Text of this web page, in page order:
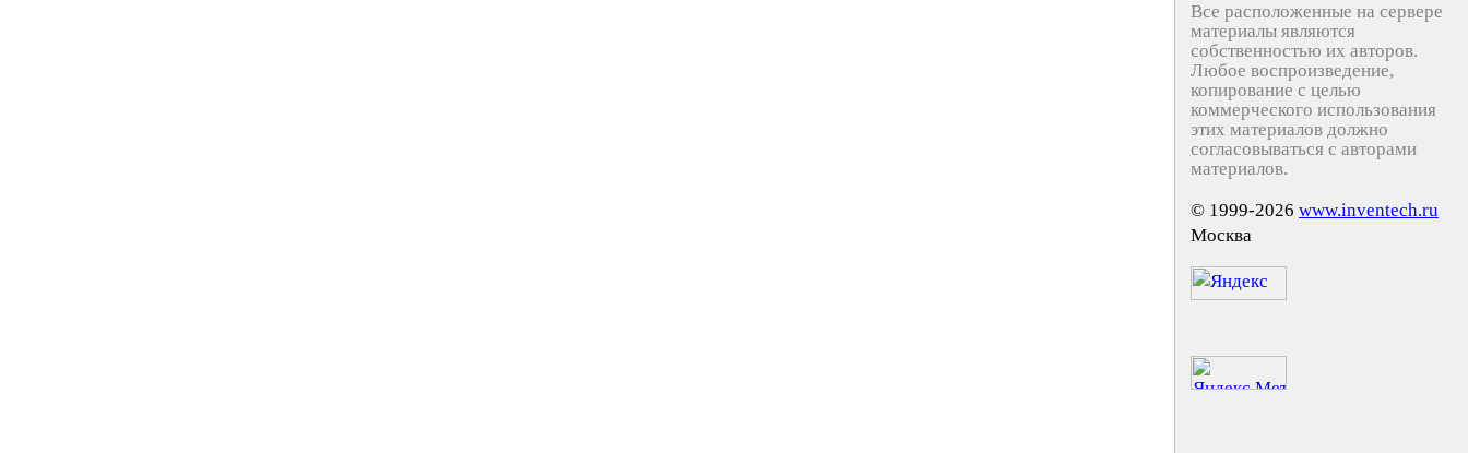
Все расположенные на сервере
материалы являются
собственностью их авторов.
Любое воспроизведение,
копирование с целью
коммерческого использования
этих материалов должно
согласовываться с авторами
материалов.
© 1999-2026 www.inventech.ru
Москва